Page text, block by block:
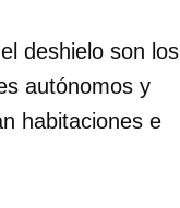
deshielo son los
autónomos y
habitaciones e